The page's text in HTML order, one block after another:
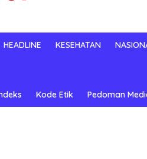
HEADLINE KESEHATAN
Kode Etik Pedoman